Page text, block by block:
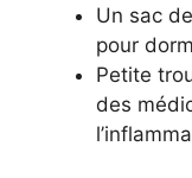
Un sac
pour
Petite
des